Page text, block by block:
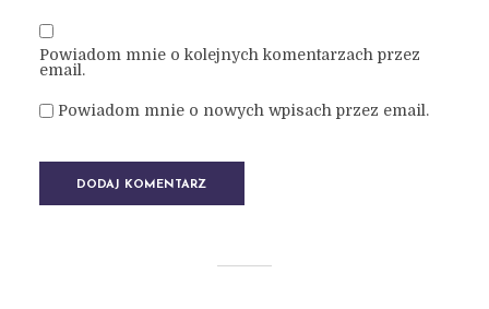
Powiadom mnie o kolejnych komentarzach przez
email.
Powiadom mnie o nowych wpisach przez email.